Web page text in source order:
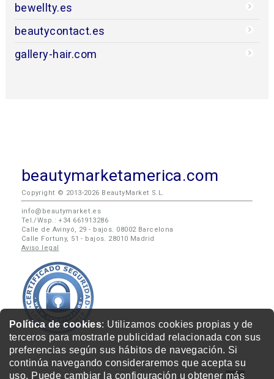
Política de cookies: Utilizamos cookies propias y de
terceros para mostrarle publicidad relacionada con sus
preferencias según sus hábitos de navegación. Si
continúa navegando consideraremos que acepta su
uso. Puede cambiar la configuración u obtener más
bewellty.es
beautycontact.es
gallery-hair.com
beautymarketamerica.com
Copyright © 2013-2026 BeautyMarket S.L.
info@beautymarket.es
Tel./Wsp.: +34 661913286
Calle de Avinyó, 29 - bajos. 08002 Barcelona
Calle Fortuny, 51 - bajos. 28010 Madrid
Aviso legal